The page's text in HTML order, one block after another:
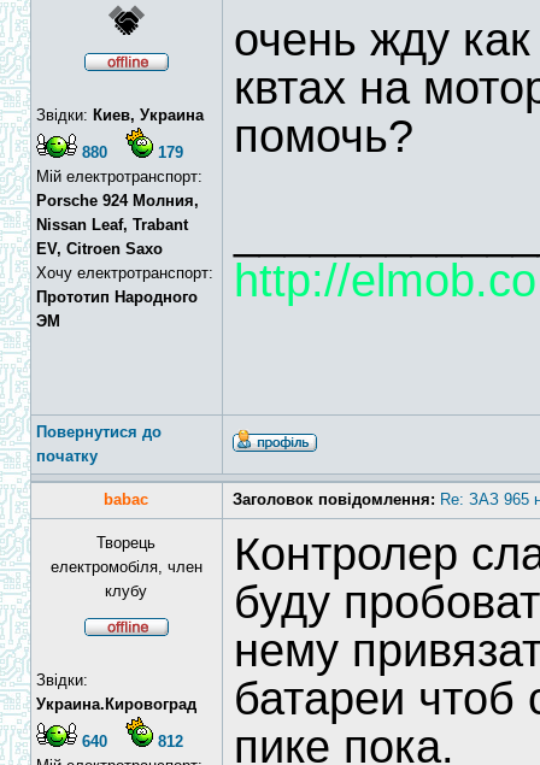
Звідки: Киев, Украина
880
179
Мій електротранспорт:
Porsche 924 Молния,
Nissan Leaf, Trabant
EV, Citroen Saxo
Хочу електротранспорт:
Прототип Народного
ЭМ
очень жду
квтах на
помочь?
http://elmob.co
Повернутися до
початку
babac Заголовок повідомлення: Re: ЗАЗ 965
Творець
електромобіля, член
клубу
Звідки:
Украина.Кировоград
640
812
Контролер
буду
нему
батареи чтоб
пике пока.